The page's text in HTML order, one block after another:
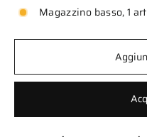
Magazzino basso, 1